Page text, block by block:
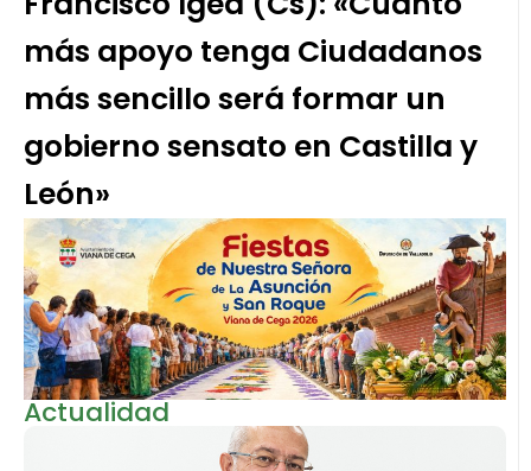
más apoyo tenga Ciudadanos
más sencillo será formar un
gobierno sensato en Castilla y
León»
Actualidad